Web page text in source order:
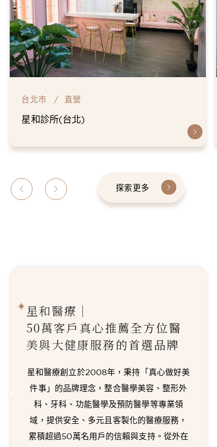
台北市 直營
星和診所(台北)
探索更多
星和醫療｜
50萬客戶真心推薦全方位醫
美與大健康服務的首選品牌
星和醫療創立於2008年，秉持「真心做好美
件事」的品牌理念，整合醫學美容、整形外
科、牙科、功能醫學及預防醫學等專業領
域，提供安全、多元且客製化的醫療服務，
累積超過50萬名用戶的信賴與支持。從外在